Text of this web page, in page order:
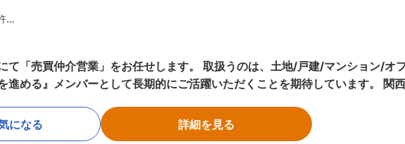
験（7年程度）
おられ、ご自身の経験を活かして販路拡大や組織の体制構築に携わりたいとお考えの方
て「売買仲介営業」をお任せします。 取扱うのは、土地/戸建/マンション/オ
メンバーとして長期的にご活躍いただくことを期待しています。 関西を中心に地域
者の提案力」など、８つの評価項目のうち全ての項目において１位を獲得い
になる 詳細を見る